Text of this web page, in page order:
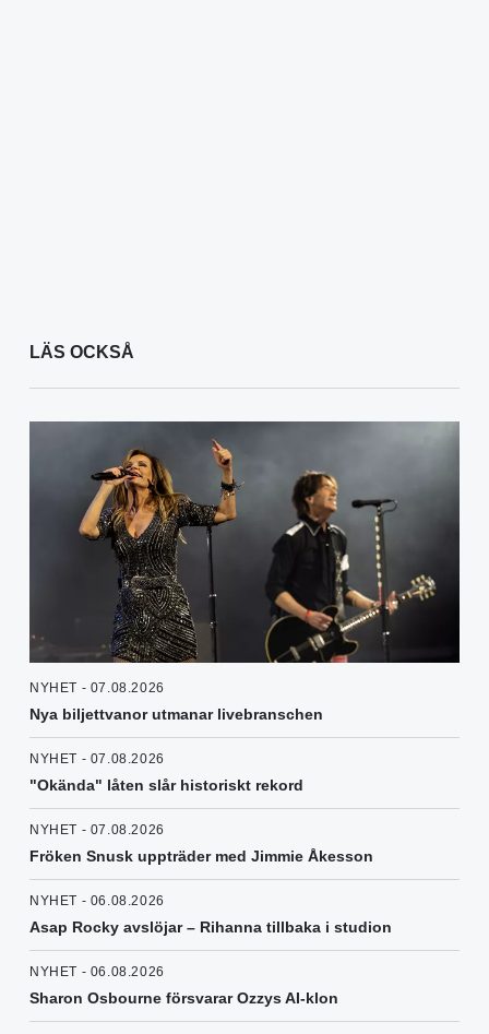
LÄS OCKSÅ
NYHET - 07.08.2026
Nya biljettvanor utmanar livebranschen
NYHET - 07.08.2026
"Okända" låten slår historiskt rekord
NYHET - 07.08.2026
Fröken Snusk uppträder med Jimmie Åkesson
NYHET - 06.08.2026
Asap Rocky avslöjar – Rihanna tillbaka i studion
NYHET - 06.08.2026
Sharon Osbourne försvarar Ozzys AI-klon